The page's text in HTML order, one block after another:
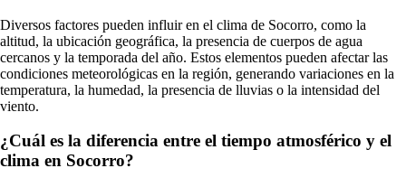
Diversos factores pueden influir en el clima de Socorro, como la
altitud, la ubicación geográfica, la presencia de cuerpos de agua
cercanos y la temporada del año. Estos elementos pueden afectar las
condiciones meteorológicas en la región, generando variaciones en la
temperatura, la humedad, la presencia de lluvias o la intensidad del
viento.
¿Cuál es la diferencia entre el tiempo atmosférico y el
clima en Socorro?